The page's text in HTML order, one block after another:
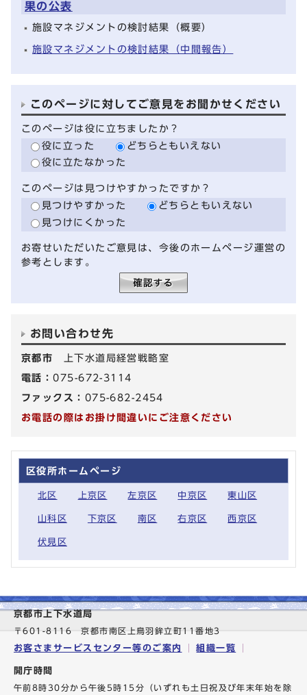
果の公表
施設マネジメントの検討結果（概要）
施設マネジメントの検討結果（中間報告）
このページに対してご意見をお聞かせください
このページは役に立ちましたか？
役に立った
どちらともいえない
役に立たなかった
このページは見つけやすかったですか？
見つけやすかった
どちらともいえない
見つけにくかった
お寄せいただいたご意見は、今後のホームページ運営の
参考とします。
お問い合わせ先
京都市
上下水道局経営戦略室
電話：075-672-3114
ファックス： 075-682-2454
お電話の際はお掛け間違いにご注意ください
区役所ホームページ
北区 上京区 左京区 中京区 東山区
山科区 下京区 南区 右京区 西京区
伏見区
京都市上下水道局
〒601-8116 京都市南区上鳥羽鉾立町11番地3
お客さまサービスセンター等のご案内 組織一覧
開庁時間
午前8時30分から午後5時15分（いずれも土日祝及び年末年始を除